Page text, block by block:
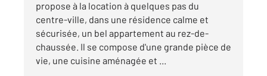
propose à la location à quelques pas du
centre-ville, dans une résidence calme et
sécurisée, un bel appartement au rez-de-
chaussée. Il se compose d'une grande pièce de
vie, une cuisine aménagée et ...